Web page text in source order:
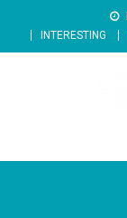
content
INTERESTING